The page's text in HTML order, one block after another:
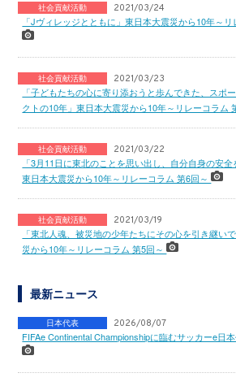
社会貢献活動 2021/03/24
「Jヴィレッジとともに」東日本大震災から10年～
社会貢献活動 2021/03/23
「子どもたちの心に寄り添おうと歩んできた、スポ
クトの10年」東日本大震災から10年～リレーコラム
社会貢献活動 2021/03/22
「3月11日に東北のことを思い出し、自分自身の安全
東日本大震災から10年～リレーコラム 第6回～
社会貢献活動 2021/03/19
「東北人魂、被災地の少年たちにその心を引き継い
災から10年～リレーコラム 第5回～
最新ニュース
日本代表 2026/08/07
FIFAe Continental Championshipに臨むサッカーe日